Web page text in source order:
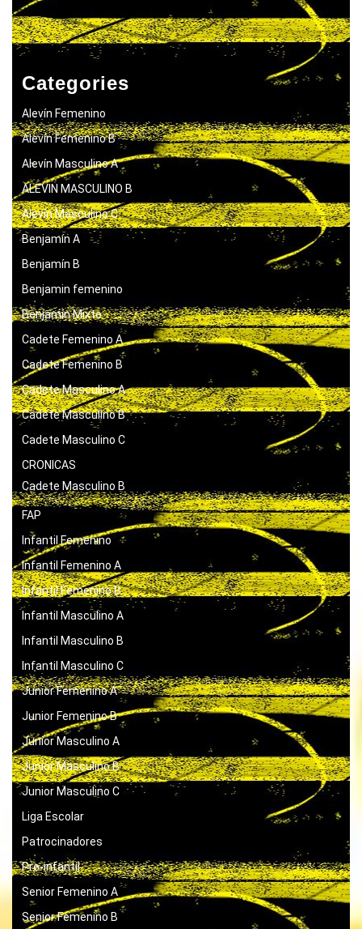
Categories
Alevín Femenino
Alevín Femenino B
Alevín Masculino A
ALEVIN MASCULINO B
Alevín Masculino C
Benjamín A
Benjamín B
Benjamin femenino
Benjamín Mixto
Cadete Femenino A
Cadete Femenino B
Cadete Masculino A
Cadete Masculino B
Cadete Masculino C
CRONICAS
Cadete Masculino B
FAP
Infantil Femenino
Infantil Femenino A
Infantil Femenino B
Infantil Masculino A
Infantil Masculino B
Infantil Masculino C
Junior Femenino A
Junior Femenino B
Junior Masculino A
Junior Masculino B
Junior Masculino C
Liga Escolar
Patrocinadores
Pre-infantil
Senior Femenino A
Senior Femenino B